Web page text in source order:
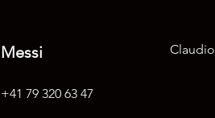
Messi
+41 79 320 63 47
Claudio